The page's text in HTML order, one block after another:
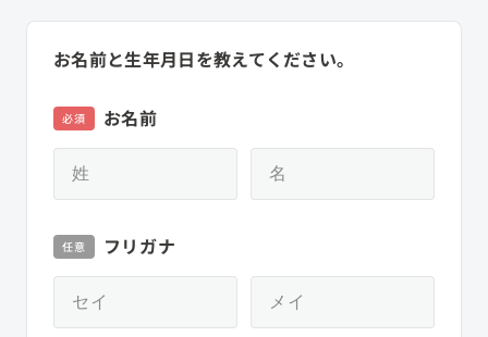
お名前と生年月日を教えてください。
お名前
必須
フリガナ
任意